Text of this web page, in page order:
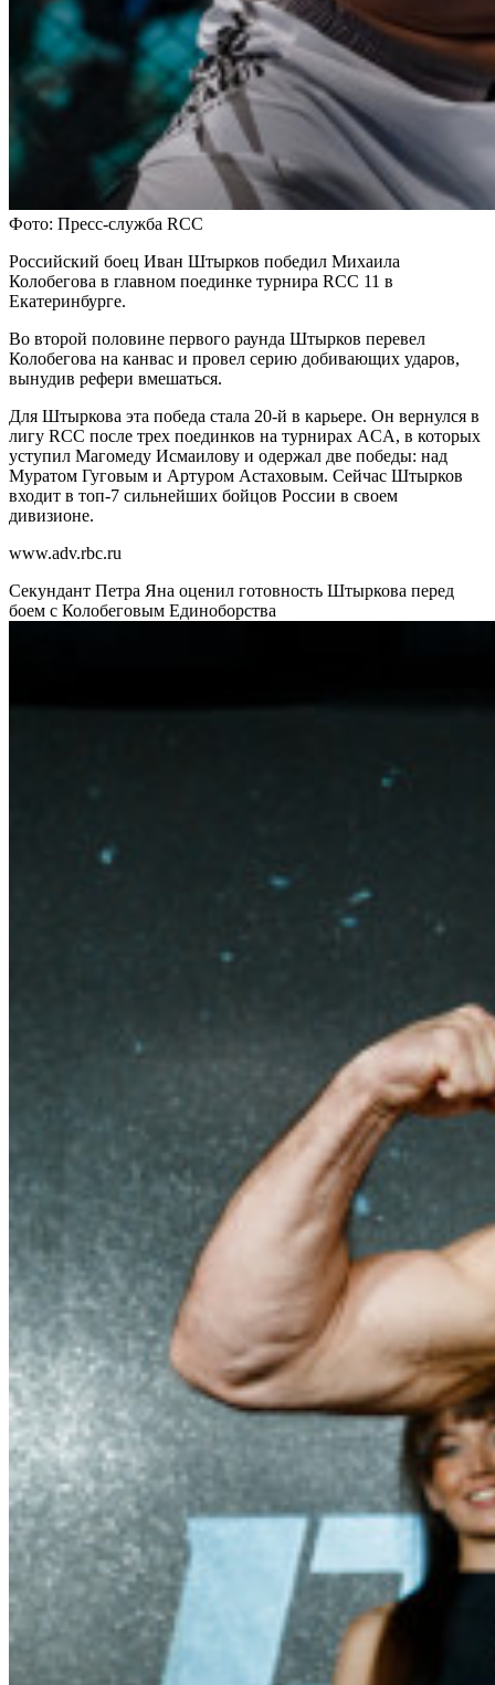
Фото: Пресс-служба RCC
Российский боец Иван Штырков победил Михаила
Колобегова в главном поединке турнира RCC 11 в
Екатеринбурге.
Во второй половине первого раунда Штырков перевел
Колобегова на канвас и провел серию добивающих ударов,
вынудив рефери вмешаться.
Для Штыркова эта победа стала 20-й в карьере. Он вернулся в
лигу RCC после трех поединков на турнирах ACA, в которых
уступил Магомеду Исмаилову и одержал две победы: над
Муратом Гуговым и Артуром Астаховым. Сейчас Штырков
входит в топ-7 сильнейших бойцов России в своем
дивизионе.
www.adv.rbc.ru
Секундант Петра Яна оценил готовность Штыркова перед
боем с Колобеговым Единоборства